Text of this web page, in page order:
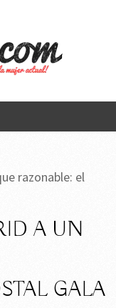
razonable: el
A UN
GALA